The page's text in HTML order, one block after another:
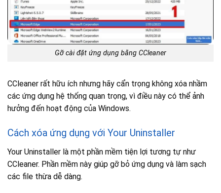
Gỡ cài đặt ứng dụng bằng CCleaner
CCleaner rất hữu ích nhưng hãy cẩn trọng không xóa nhầm
các ứng dụng hệ thống quan trọng, vì điều này có thể ảnh
hưởng đến hoạt động của Windows.
Cách xóa ứng dụng với Your Uninstaller
Your Uninstaller là một phần mềm tiện lợi tương tự như
CCleaner. Phần mềm này giúp gỡ bỏ ứng dụng và làm sạch
các file thừa dễ dàng.